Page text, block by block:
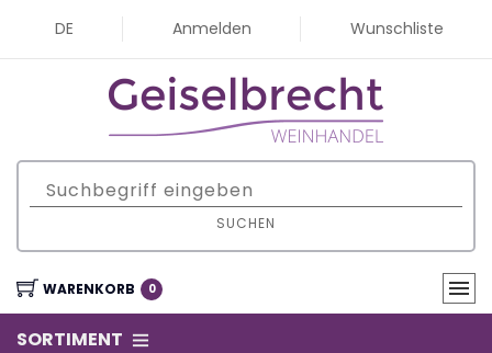
DE Anmelden Wunschliste
SUCHEN
WARENKORB 0
SORTIMENT